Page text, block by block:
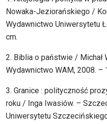
Nowaka-Jeziorańskiego /
Wydawnictwo Uniwersytetu
cm.
2. Biblia o państwie / Michał
Wydawnictwo WAM, 2008. –
3. Granice : polityczność
roku / Inga Iwasiów. –
Uniwersytetu